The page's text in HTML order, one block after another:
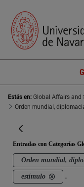
Estás en:Global Affairs and
Orden mundial,
Entradas con Categorías
Orden mundial,
estímulo .